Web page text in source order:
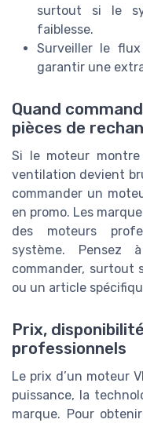
surtout si le
faiblesse.
Surveiller le
garantir une
Quand
pièces de
Si le moteur
ventilation devient
commander un
en promo. Les
des moteurs
système.
commander, surtout
ou un article
Prix,
professionnels
Le prix d’un moteur
puissance, la
marque. Pour